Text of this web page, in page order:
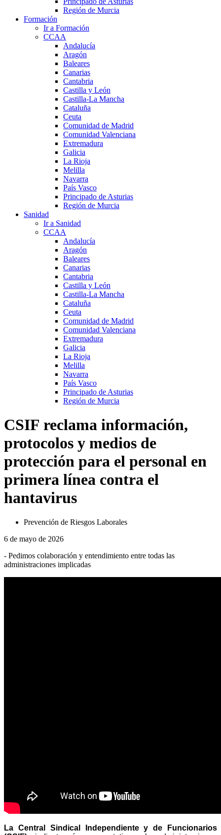
Región de Murcia
Formación
Ir a Formación
CCAA
Andalucía
Aragón
Baleares
Canarias
Cantabria
Castilla y León
Castilla-La Mancha
Cataluña
Ceuta
Comunidad de Madrid
Comunidad Valenciana
Extremadura
Galicia
La Rioja
Melilla
Navarra
País Vasco
Principado de Asturias
Región de Murcia
Sanidad
Ir a Sanidad
CCAA
Andalucía
Aragón
Baleares
Canarias
Cantabria
Castilla y León
Castilla-La Mancha
Cataluña
Ceuta
Comunidad de Madrid
Comunidad Valenciana
Extremadura
Galicia
La Rioja
Melilla
Navarra
País Vasco
Principado de Asturias
Región de Murcia
CSIF reclama información,
protocolos y medios de
protección para el personal en
primera línea contra el
hantavirus
Prevención de Riesgos Laborales
6 de mayo de 2026
- Pedimos colaboración y entendimiento entre todas las
administraciones implicadas
La Central Sindical Independiente y de Funcionarios